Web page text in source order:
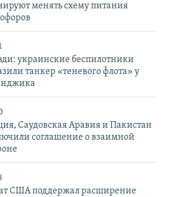
менять схему питания
украинские беспилотники
танкер «теневого флота» у
Саудовская Аравия и Пакистан
соглашение о взаимной
США поддержал расширение